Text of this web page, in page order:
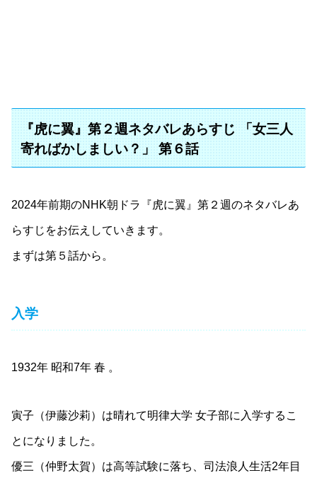
『虎に翼』第２週ネタバレあらすじ 「女三人
寄ればかしましい？」 第６話
2024年前期のNHK朝ドラ『虎に翼』第２週のネタバレあ
らすじをお伝えしていきます。
まずは第５話から。
入学
1932年 昭和7年 春 。
寅子（伊藤沙莉）は晴れて明律大学 女子部に入学するこ
とになりました。
優三（仲野太賀）は高等試験に落ち、司法浪人生活2年目